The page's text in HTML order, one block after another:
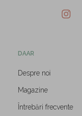
DAAR
Despre noi
Magazine
Întrebări frecvente